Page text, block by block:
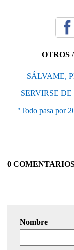
OTROS
SÁLVAME,
SERVIRSE
"Todo pasa por
0
Nombre